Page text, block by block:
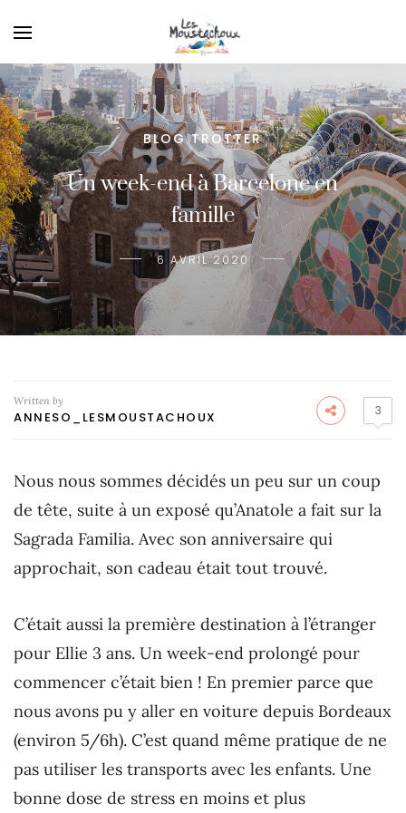
BLOG TROTTER
Un week-end à Barcelone en
famille
6 AVRIL 2020
Written by
ANNESO_LESMOUSTACHOUX 3
Nous nous sommes décidés un peu sur un coup
de tête, suite à un exposé qu’Anatole a fait sur la
Sagrada Familia. Avec son anniversaire qui
approchait, son cadeau était tout trouvé.
C’était aussi la première destination à l’étranger
pour Ellie 3 ans. Un week-end prolongé pour
commencer c’était bien ! En premier parce que
nous avons pu y aller en voiture depuis Bordeaux
(environ 5/6h). C’est quand même pratique de ne
pas utiliser les transports avec les enfants. Une
bonne dose de stress en moins et plus